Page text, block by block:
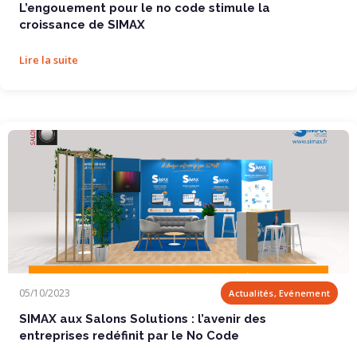
L’engouement pour le no code stimule la
croissance de SIMAX
Lire la suite
05/10/2023 Actualités, Evénement
SIMAX aux Salons Solutions : l’avenir des
entreprises redéfinit par le No Code